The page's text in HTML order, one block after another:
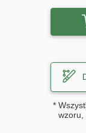
*
wzoru,